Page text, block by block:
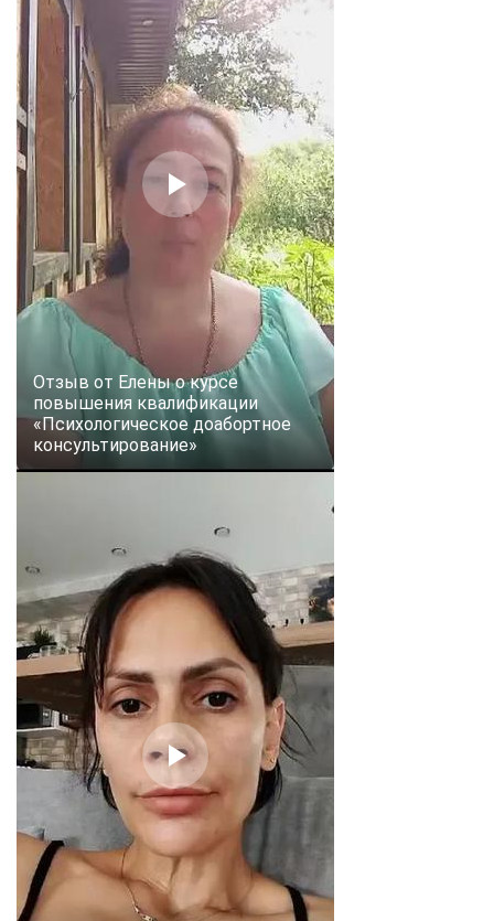
Отзыв от Елены о курсе
повышения квалификации
«Психологическое доабортное
консультирование»
ChatApp
online